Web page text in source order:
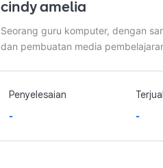
cindy amelia
Seorang guru komputer, dengan
dan pembuatan media
Penyelesaian
-
Terjual
-